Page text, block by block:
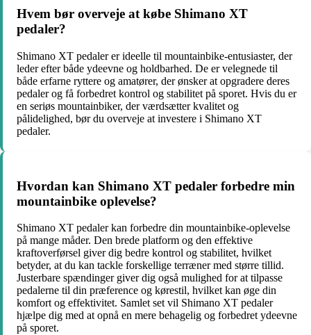
Hvem bør overveje at købe Shimano XT
pedaler?
Shimano XT pedaler er ideelle til mountainbike-entusiaster, der
leder efter både ydeevne og holdbarhed. De er velegnede til
både erfarne ryttere og amatører, der ønsker at opgradere deres
pedaler og få forbedret kontrol og stabilitet på sporet. Hvis du er
en seriøs mountainbiker, der værdsætter kvalitet og
pålidelighed, bør du overveje at investere i Shimano XT
pedaler.
Hvordan kan Shimano XT pedaler forbedre min
mountainbike oplevelse?
Shimano XT pedaler kan forbedre din mountainbike-oplevelse
på mange måder. Den brede platform og den effektive
kraftoverførsel giver dig bedre kontrol og stabilitet, hvilket
betyder, at du kan tackle forskellige terræner med større tillid.
Justerbare spændinger giver dig også mulighed for at tilpasse
pedalerne til din præference og kørestil, hvilket kan øge din
komfort og effektivitet. Samlet set vil Shimano XT pedaler
hjælpe dig med at opnå en mere behagelig og forbedret ydeevne
på sporet.